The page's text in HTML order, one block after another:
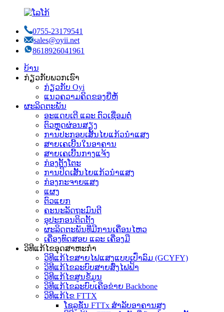
0755-23179541
sales@oyii.net
8618926041961
ບ້ານ
ກ່ຽວກັບພວກເຮົາ
ກ່ຽວກັບ Oyi
ແນວຄວາມຄິດຂອງຍີ່ຫໍ້
ຜະລິດຕະພັນ
ອະແດບເຕີ ແລະ ຕົວເຊື່ອມຕໍ່
ຕົວຫຼຸດຜ່ອນສຽງ
ການປະກອບເສັ້ນໄຍແກ້ວນຳແສງ
ສາຍເຄເບີ້ນໃນອາຄານ
ສາຍເຄເບີ້ນກາງແຈ້ງ
ກ່ອງຕັ້ງໂຕະ
ການປິດເສັ້ນໄຍແກ້ວນຳແສງ
ກ່ອງກະຈາຍແສງ
ແຜງ
ຕົວແຍກ
ຄະນະລັດຖະມົນຕີ
ອຸປະກອນຕິດຕັ້ງ
ຜະລິດຕະພັນທີ່ມີການເຄື່ອນໄຫວ
ເຄື່ອງທົດສອບ ແລະ ເຄື່ອງມື
ວິທີແກ້ໄຂອຸດສາຫະກໍາ
ວິທີແກ້ໄຂສາຍໄຟແສງແບບເປົ່າລົມ (GCYFY)
ວິທີແກ້ໄຂລະບົບສາຍສົ່ງໄຟຟ້າ
ວິທີແກ້ໄຂສູນຂໍ້ມູນ
ວິທີແກ້ໄຂລະບົບເຄືອຂ່າຍ Backbone
ວິທີແກ້ໄຂ FTTX
ໂຊລູຊັ່ນ FTTx ສຳລັບອາຄານສູງ